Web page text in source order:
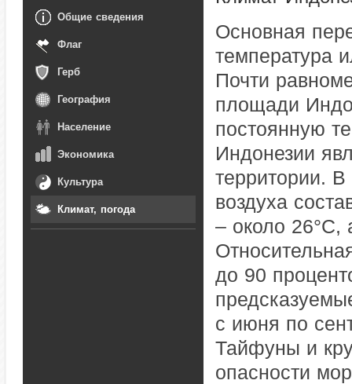
Основная
температура
Почти
площади
постоянную
Индонезии
территории.
воздуха
– около 26°C,
до 90
с июня по
Тайфуны и
опасности
Общие сведения
Флаг
Герб
География
Население
Экономика
Культура
Климат, погода